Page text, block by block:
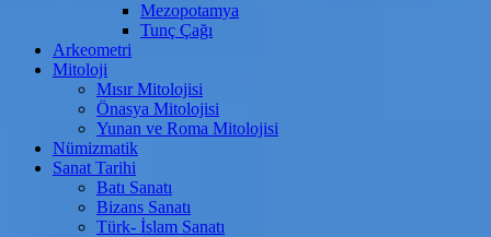
Mezopotamya
Tunç Çağı
Arkeometri
Mitoloji
Mısır Mitolojisi
Önasya Mitolojisi
Yunan ve Roma Mitolojisi
Nümizmatik
Sanat Tarihi
Batı Sanatı
Bizans Sanatı
Türk- İslam Sanatı